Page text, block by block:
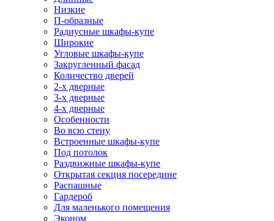
Низкие
П-образные
Радиусные шкафы-купе
Широкие
Угловые шкафы-купе
Закругленный фасад
Количество дверей
2-х дверные
3-х дверные
4-х дверные
Особенности
Во всю стену
Встроенные шкафы-купе
Под потолок
Раздвижные шкафы-купе
Открытая секция посередине
Распашные
Гардероб
Для маленького помещения
Эконом